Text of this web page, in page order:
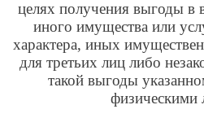
целях получения выгоды в
иного имущества или
характера, иных
для третьих лиц либо
такой выгоды
физическими